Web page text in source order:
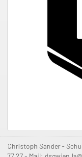
Christoph Sander -